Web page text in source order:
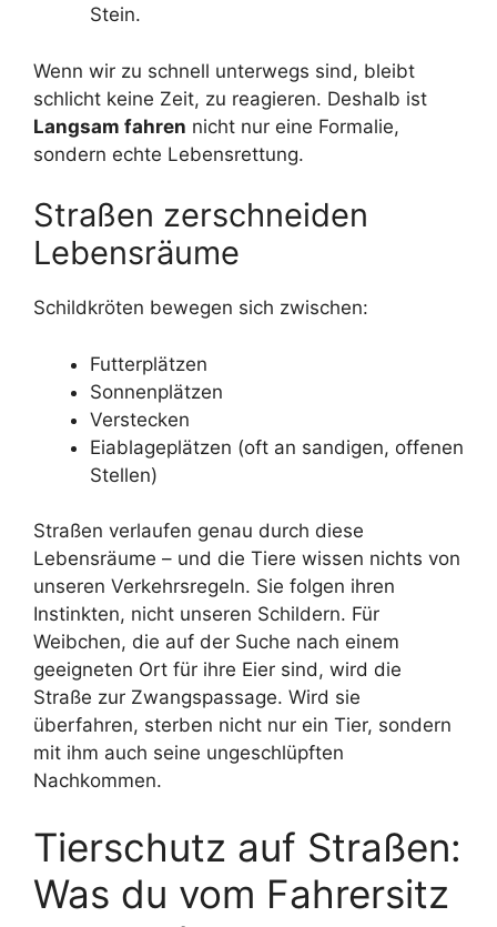
Stein.
Wenn wir zu schnell unterwegs sind, bleibt
schlicht keine Zeit, zu reagieren. Deshalb ist
Langsam fahren nicht nur eine Formalie,
sondern echte Lebensrettung.
Straßen zerschneiden
Lebensräume
Schildkröten bewegen sich zwischen:
Futterplätzen
Sonnenplätzen
Verstecken
Eiablageplätzen (oft an sandigen, offenen
Stellen)
Straßen verlaufen genau durch diese
Lebensräume – und die Tiere wissen nichts von
unseren Verkehrsregeln. Sie folgen ihren
Instinkten, nicht unseren Schildern. Für
Weibchen, die auf der Suche nach einem
geeigneten Ort für ihre Eier sind, wird die
Straße zur Zwangspassage. Wird sie
überfahren, sterben nicht nur ein Tier, sondern
mit ihm auch seine ungeschlüpften
Nachkommen.
Tierschutz auf Straßen:
Was du vom Fahrersitz